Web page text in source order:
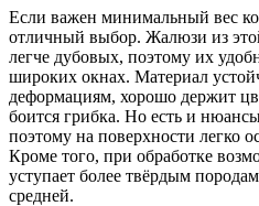
Если важен минимальный вес
отличный выбор. Жалюзи из
легче дубовых, поэтому их
широких окнах. Материал
деформациям, хорошо держит
боится грибка. Но есть и
поэтому на поверхности легко
Кроме того, при обработке
уступает более твёрдым
средней.